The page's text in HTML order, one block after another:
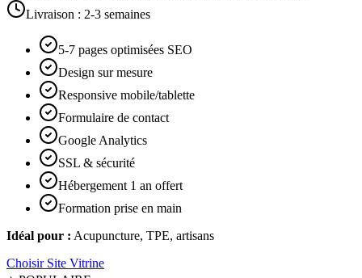
Livraison : 2-3 semaines
5-7 pages optimisées SEO
Design sur mesure
Responsive mobile/tablette
Formulaire de contact
Google Analytics
SSL & sécurité
Hébergement 1 an offert
Formation prise en main
Idéal pour : Acupuncture, TPE, artisans
Choisir Site Vitrine